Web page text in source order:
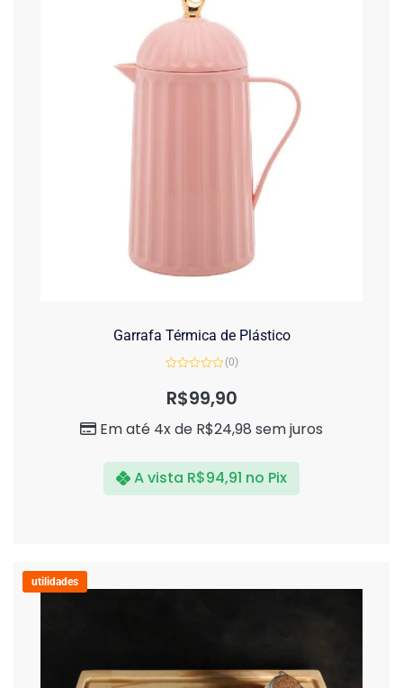
Garrafa Térmica de Plástico
de
(0)
R$99,90
Em até 4x de R$24,98 sem juros
A vista R$94,91 no Pix
utilidades